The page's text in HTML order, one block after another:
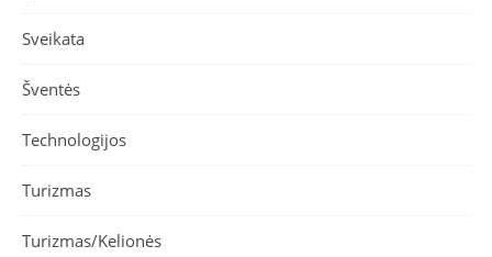
Sveikata
Šventės
Technologijos
Turizmas
Turizmas/Kelionės